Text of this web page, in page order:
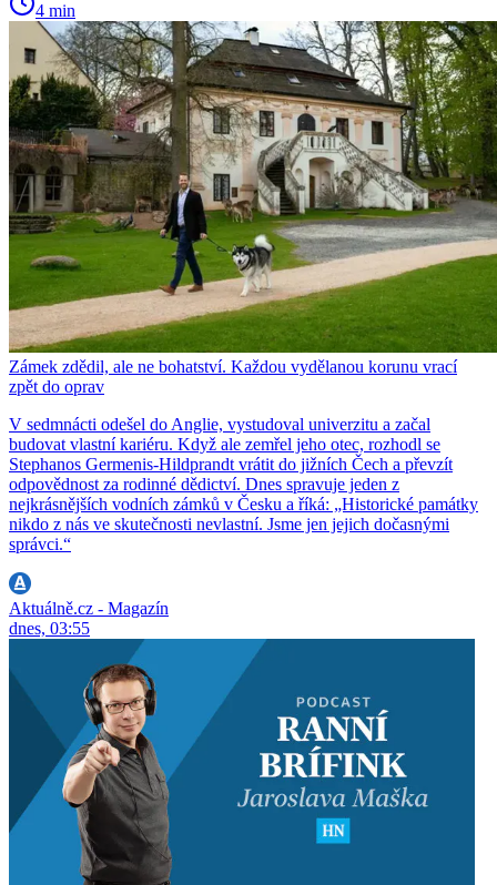
4 min
Zámek zdědil, ale ne bohatství. Každou vydělanou korunu vrací
zpět do oprav
V sedmnácti odešel do Anglie, vystudoval univerzitu a začal
budovat vlastní kariéru. Když ale zemřel jeho otec, rozhodl se
Stephanos Germenis-Hildprandt vrátit do jižních Čech a převzít
odpovědnost za rodinné dědictví. Dnes spravuje jeden z
nejkrásnějších vodních zámků v Česku a říká: „Historické památky
nikdo z nás ve skutečnosti nevlastní. Jsme jen jejich dočasnými
správci.“
Aktuálně.cz - Magazín
dnes, 03:55